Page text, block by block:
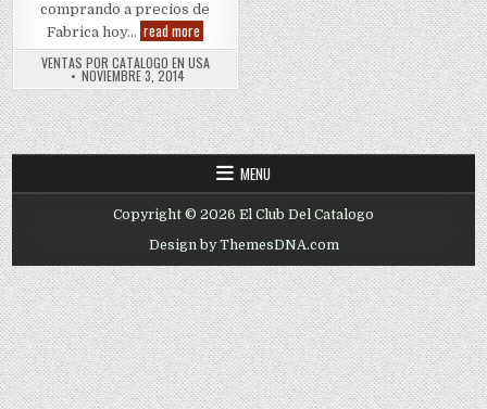
comprando a precios de
Fabrica hoy… read more Catalogo
WorkMen-
V
1(800)
825-
9452
VENTAS POR CATALOGO EN USA
NOVIEMBRE 3, 2014
MENU
Copyright © 2026 El Club Del Catalogo
Design by ThemesDNA.com